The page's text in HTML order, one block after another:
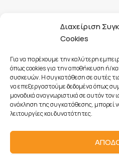
Διαχείριση
Cookies
Για να παρέχουμε την καλύτερη
όπως cookies για την αποθήκευση ή/
συσκευών. Η συγκατάθεση σε αυτές
να επεξεργαστούμε δεδομένα όπως
μοναδικά αναγνωριστικά σε αυτόν
ανάκληση της συγκατάθεσης, μπορεί
λειτουργίες και δυνατότητες.
Τρόποι πληρωμής
Όροι Χρήσης
Πολιτική Cookies
Προστασία Προσωπικών
Πολιτική Ακυρώσεων &